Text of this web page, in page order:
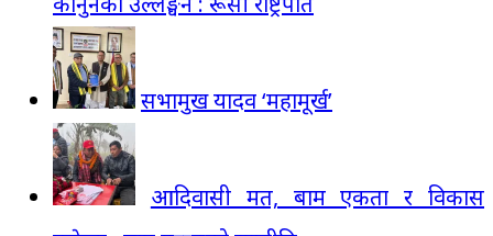
सभामुख यादव ‘महामूर्ख’
आदिवासी मत, बाम एकता र विकास